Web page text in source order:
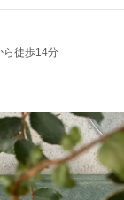
ら徒歩14分